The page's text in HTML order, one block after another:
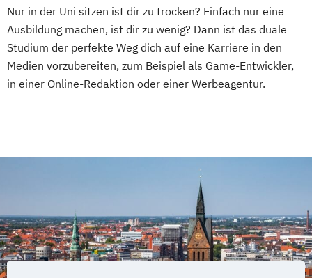
Nur in der Uni sitzen ist dir zu trocken? Einfach nur eine
Ausbildung machen, ist dir zu wenig? Dann ist das duale
Studium der perfekte Weg dich auf eine Karriere in den
Medien vorzubereiten, zum Beispiel als Game-Entwickler,
in einer Online-Redaktion oder einer Werbeagentur.